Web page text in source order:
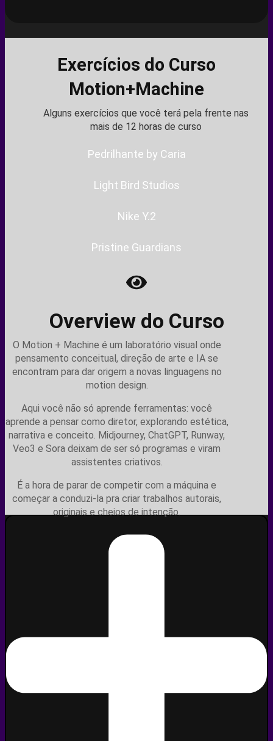
Exercícios do Curso
Motion+Machine
Alguns exercícios que você terá pela frente nas
mais de 12 horas de curso
Pedrilhante by Caria
Light Bird Studios
Nike Y.2
Pristine Guardians
Overview do Curso
O Motion + Machine é um laboratório visual onde
pensamento conceitual, direção de arte e IA se
encontram para dar origem a novas linguagens no
motion design.
Aqui você não só aprende ferramentas: você
aprende a pensar como diretor, explorando estética,
narrativa e conceito. Midjourney, ChatGPT, Runway,
Veo3 e Sora deixam de ser só programas e viram
assistentes criativos.
É a hora de parar de competir com a máquina e
começar a conduzi-la pra criar trabalhos autorais,
originais e cheios de intenção.